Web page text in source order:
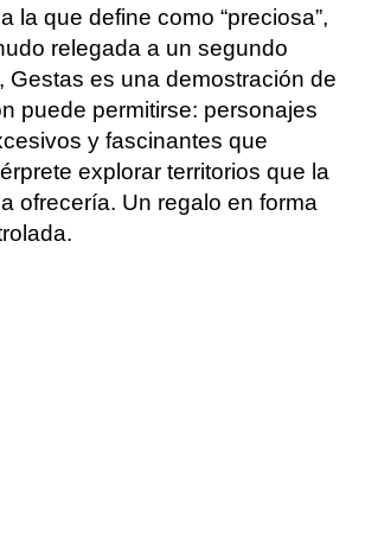
la que define como “preciosa”,
relegada a un segundo
Gestas es una demostración de
puede permitirse: personajes
y fascinantes que
explorar territorios que la
ofrecería. Un regalo en forma